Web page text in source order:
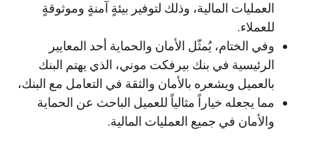
العمليات المالية، وذلك لتوفير بيئةٍ آمنةٍ وموثوقةٍ
للعملاء.
وفي الختام، يُمثّل الأمان والحماية أحد المعايير
الرئيسية في بنك بيرفكت موني، الذي يهتم البنك
بالعميل ويشعره بالأمان والثقة في التعامل مع البنك،
مما يجعله خياراً مثالياً للعميل الباحث عن الحماية
والأمان في جميع العمليات المالية.